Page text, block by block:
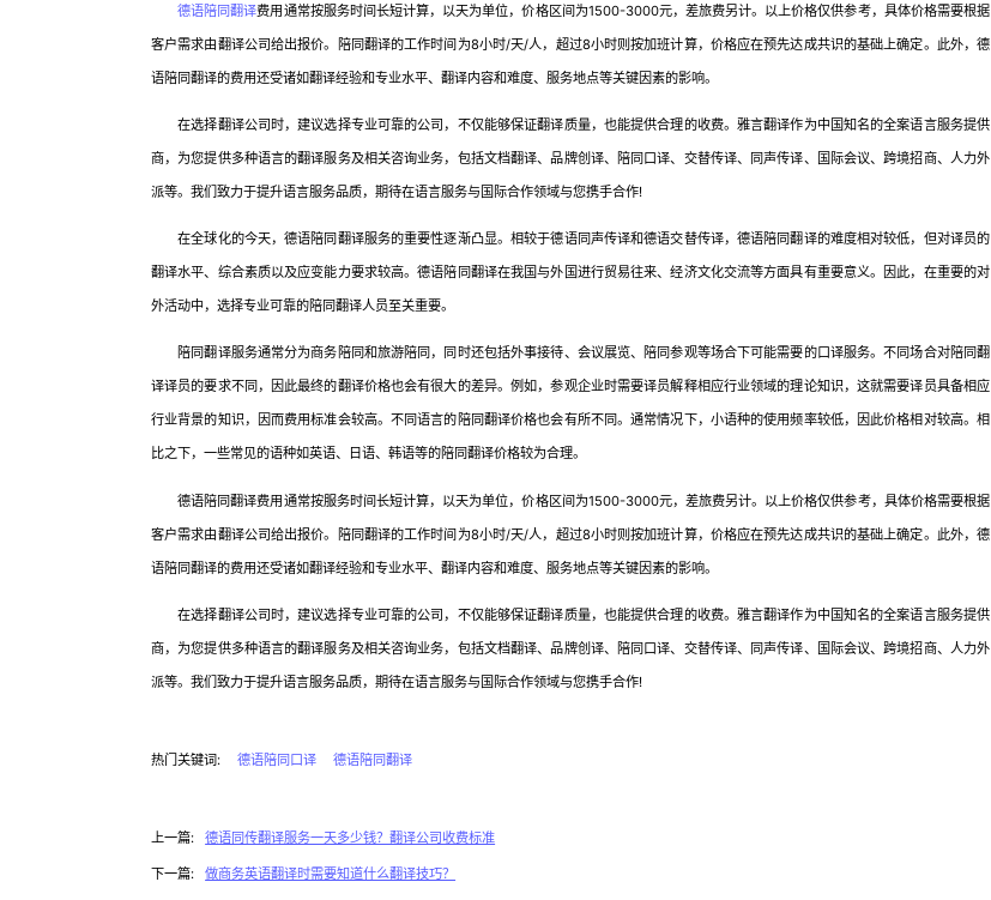
德语陪同翻译费用通常按服务时间长短计算，以天为单位，价格区间为1500-3000元，差旅费另计。以上价格仅供参考，具体价格需要根据
客户需求由翻译公司给出报价。陪同翻译的工作时间为8小时/天/人，超过8小时则按加班计算，价格应在预先达成共识的基础上确定。此外，德
语陪同翻译的费用还受诸如翻译经验和专业水平、翻译内容和难度、服务地点等关键因素的影响。
在选择翻译公司时，建议选择专业可靠的公司，不仅能够保证翻译质量，也能提供合理的收费。雅言翻译作为中国知名的全案语言服务提供
商，为您提供多种语言的翻译服务及相关咨询业务，包括文档翻译、品牌创译、陪同口译、交替传译、同声传译、国际会议、跨境招商、人力外
派等。我们致力于提升语言服务品质，期待在语言服务与国际合作领域与您携手合作!
在全球化的今天，德语陪同翻译服务的重要性逐渐凸显。相较于德语同声传译和德语交替传译，德语陪同翻译的难度相对较低，但对译员的
翻译水平、综合素质以及应变能力要求较高。德语陪同翻译在我国与外国进行贸易往来、经济文化交流等方面具有重要意义。因此，在重要的对
外活动中，选择专业可靠的陪同翻译人员至关重要。
陪同翻译服务通常分为商务陪同和旅游陪同，同时还包括外事接待、会议展览、陪同参观等场合下可能需要的口译服务。不同场合对陪同翻
译译员的要求不同，因此最终的翻译价格也会有很大的差异。例如，参观企业时需要译员解释相应行业领域的理论知识，这就需要译员具备相应
行业背景的知识，因而费用标准会较高。不同语言的陪同翻译价格也会有所不同。通常情况下，小语种的使用频率较低，因此价格相对较高。相
比之下，一些常见的语种如英语、日语、韩语等的陪同翻译价格较为合理。
德语陪同翻译费用通常按服务时间长短计算，以天为单位，价格区间为1500-3000元，差旅费另计。以上价格仅供参考，具体价格需要根据
客户需求由翻译公司给出报价。陪同翻译的工作时间为8小时/天/人，超过8小时则按加班计算，价格应在预先达成共识的基础上确定。此外，德
语陪同翻译的费用还受诸如翻译经验和专业水平、翻译内容和难度、服务地点等关键因素的影响。
在选择翻译公司时，建议选择专业可靠的公司，不仅能够保证翻译质量，也能提供合理的收费。雅言翻译作为中国知名的全案语言服务提供
商，为您提供多种语言的翻译服务及相关咨询业务，包括文档翻译、品牌创译、陪同口译、交替传译、同声传译、国际会议、跨境招商、人力外
派等。我们致力于提升语言服务品质，期待在语言服务与国际合作领域与您携手合作!
热门关键词: 德语陪同口译 德语陪同翻译
上一篇: 德语同传翻译服务一天多少钱？翻译公司收费标准
下一篇: 做商务英语翻译时需要知道什么翻译技巧？